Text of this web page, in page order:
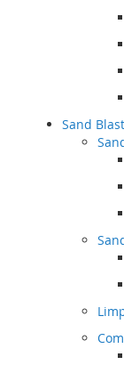
Sand Blast